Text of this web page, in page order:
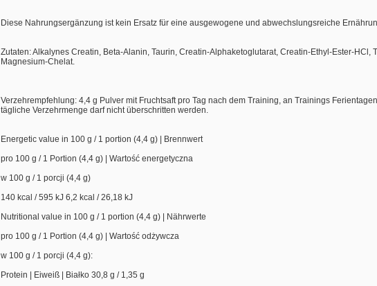
Diese Nahrungsergänzung ist kein Ersatz für eine ausgewogene und abwechslungsreiche
Zutaten: Alkalynes Creatin, Beta-Alanin, Taurin, Creatin-Alphaketoglutarat, Creatin-Ethyl-Ester-HCl,
Magnesium-Chelat.
Verzehrempfehlung: 4,4 g Pulver mit Fruchtsaft pro Tag nach dem Training, an Trainings
tägliche Verzehrmenge darf nicht überschritten werden.
Energetic value in 100 g / 1 portion (4,4 g) | Brennwert
pro 100 g / 1 Portion (4,4 g) | Wartość energetyczna
w 100 g / 1 porcji (4,4 g)
140 kcal / 595 kJ 6,2 kcal / 26,18 kJ
Nutritional value in 100 g / 1 portion (4,4 g) | Nährwerte
pro 100 g / 1 Portion (4,4 g) | Wartość odżywcza
w 100 g / 1 porcji (4,4 g):
Protein | Eiweiß | Białko 30,8 g / 1,35 g